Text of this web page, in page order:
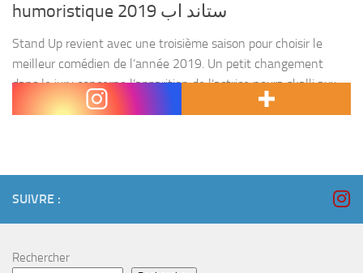
humoristique ستاند اب 2019
Stand Up revient avec une troisième saison pour choisir le
meilleur comédien de l’année 2019. Un petit changement
dans le jury concerne l’apparition de l’actrice noura skalli aux
cotés de Latifa ahrar et Mohamed...
SUIVRE :
Rechercher